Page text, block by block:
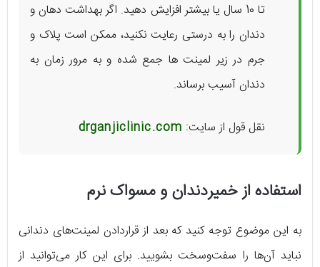
تا 10 سال یا بیشتر افزایش دهید. اگر بهداشت دهان و
دندان را به درستی رعایت نکنید، ممکن است پلاک و
جرم در زیر لمینت ها جمع شده و به مرور زمان به
دندان آسیب برساند.
نقل قول از سایت: drganjiclinic.com
استفاده از خمیردندان و مسواک نرم
به این موضوع توجه کنید که بعد از قراردادن لمینت‌های دندانی
نباید آن‌ها را سفت‌وسخت بشویید. برای این کار می‌توانید از